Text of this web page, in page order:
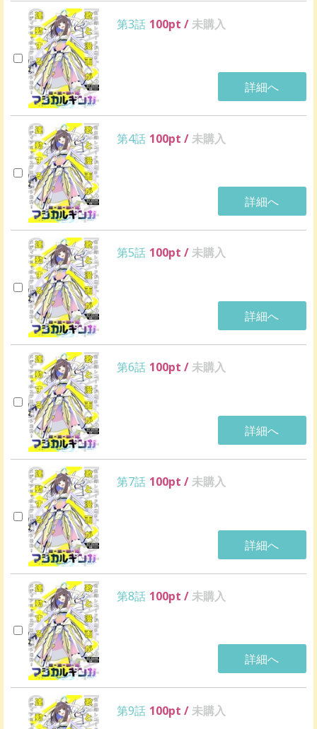
第3話 100pt /未購入
詳細へ
第4話 100pt /未購入
詳細へ
第5話 100pt /未購入
詳細へ
第6話 100pt /未購入
詳細へ
第7話 100pt /未購入
詳細へ
第8話 100pt /未購入
詳細へ
第9話 100pt /未購入